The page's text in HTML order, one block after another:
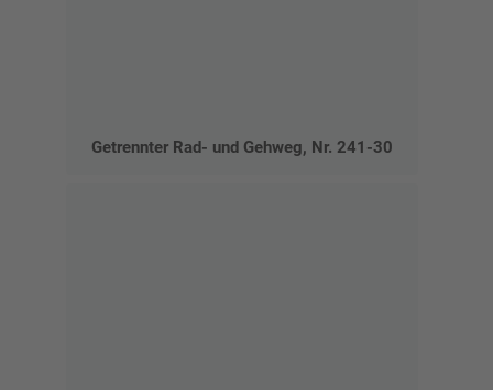
Getrennter Rad- und Gehweg, Nr. 241-30